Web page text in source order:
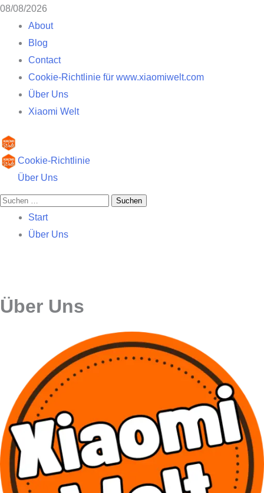
Zum
Inhalt
springen
08/08/2026
About
Blog
Contact
Cookie-Richtlinie für www.xiaomiwelt.com
Über Uns
Xiaomi Welt
Primäres
Menü
Cookie-Richtlinie
Über Uns
Suchen
nach:
Start
Über Uns
Über Uns